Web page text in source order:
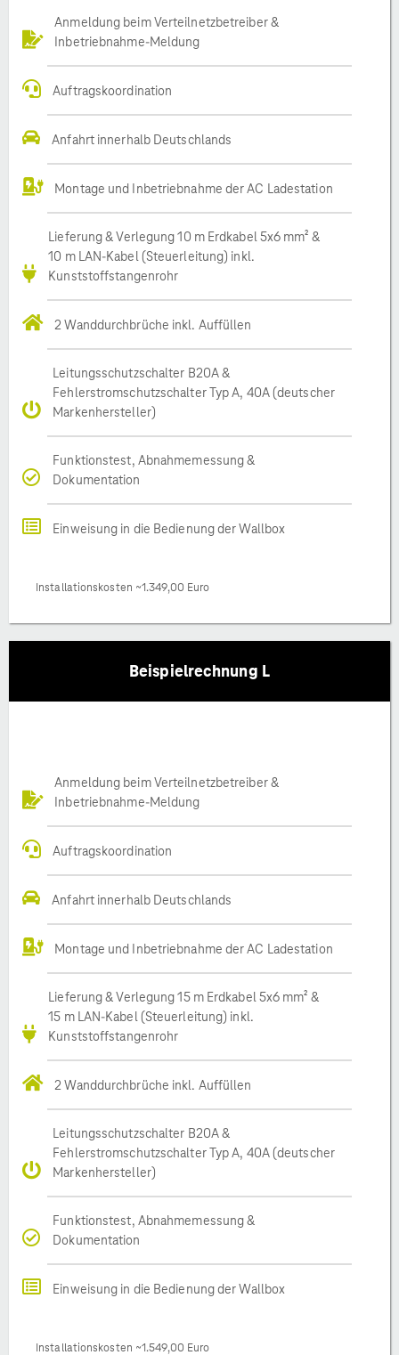
Anmeldung beim Verteilnetzbetreiber &
Inbetriebnahme-Meldung
Auftragskoordination
Anfahrt innerhalb Deutschlands
Montage und Inbetriebnahme der AC Ladestation
Lieferung & Verlegung 10 m Erdkabel 5x6 mm² &
10 m LAN-Kabel (Steuerleitung) inkl.
Kunststoffstangenrohr
2 Wanddurchbrüche inkl. Auffüllen
Leitungsschutzschalter B20A &
Fehlerstromschutzschalter Typ A, 40A (deutscher
Markenhersteller)
Funktionstest, Abnahmemessung &
Dokumentation
Einweisung in die Bedienung der Wallbox
Installationskosten ~1.349,00 Euro
Beispielrechnung L
Anmeldung beim Verteilnetzbetreiber &
Inbetriebnahme-Meldung
Auftragskoordination
Anfahrt innerhalb Deutschlands
Montage und Inbetriebnahme der AC Ladestation
Lieferung & Verlegung 15 m Erdkabel 5x6 mm² &
15 m LAN-Kabel (Steuerleitung) inkl.
Kunststoffstangenrohr
2 Wanddurchbrüche inkl. Auffüllen
Leitungsschutzschalter B20A &
Fehlerstromschutzschalter Typ A, 40A (deutscher
Markenhersteller)
Funktionstest, Abnahmemessung &
Dokumentation
Einweisung in die Bedienung der Wallbox
Installationskosten ~1.549,00 Euro